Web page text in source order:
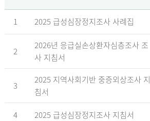
1 2025 급성심장정지조사 사례집
2
2026년 응급실손상환자심층조사 조
사 지침서
3
2025 지역사회기반 중증외상조사 지
침서
4 2025 급성심장정지조사 지침서